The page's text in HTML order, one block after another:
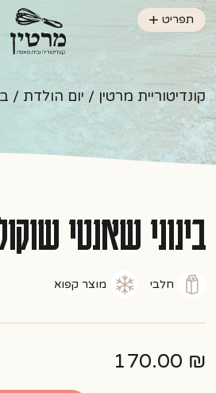
תפריט
קונדיטוריית מרטין / יום הולדת /
בינוני שאנטי
חלבי מוצר קפוא
170.00 ₪